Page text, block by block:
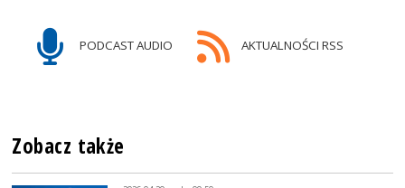
PODCAST AUDIO AKTUALNOŚCI RSS
Zobacz także